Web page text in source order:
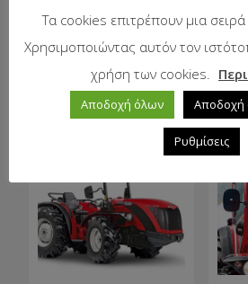
Μηχανήματα Συντήρησης Πρασίνου –
Τα cookies επιτρέπουν μια σειρά
Χρησιμοποιώντας αυτόν τον
χρήση των cookies.
Αποδοχή όλων Αποδοχή
Ρυθμίσεις